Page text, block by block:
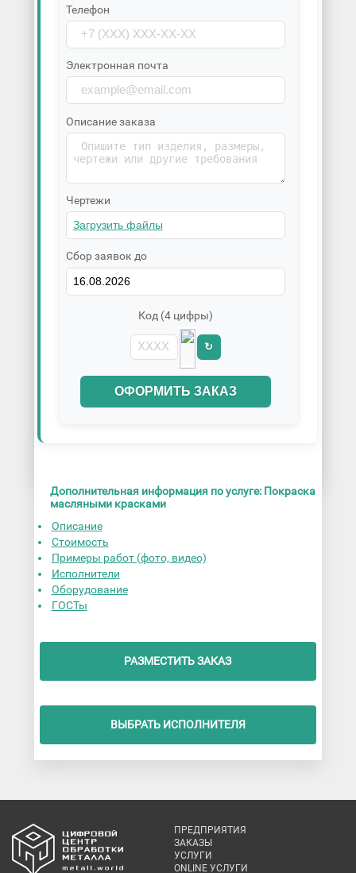
Телефон
Электронная почта
Описание заказа
Чертежи
Сбор заявок до
Код (4 цифры)
↻
ОФОРМИТЬ ЗАКАЗ
Дополнительная информация по услуге: Покраска
масляными красками
Описание
Стоимость
Примеры работ (фото, видео)
Исполнители
Оборудование
ГОСТы
РАЗМЕСТИТЬ ЗАКАЗ
ВЫБРАТЬ ИСПОЛНИТЕЛЯ
ПРЕДПРИЯТИЯ
ЗАКАЗЫ
УСЛУГИ
ONLINE УСЛУГИ